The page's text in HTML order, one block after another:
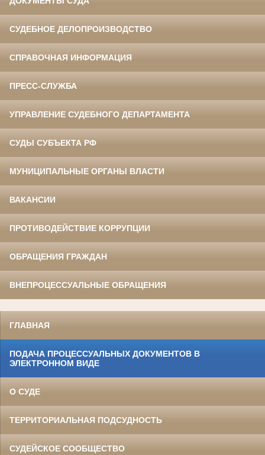
СУДЕБНОЕ ДЕЛОПРОИЗВОДСТВО
СПРАВОЧНАЯ ИНФОРМАЦИЯ
ПРЕСС-СЛУЖБА
УПРАВЛЕНИЕ СУДЕБНОГО ДЕПАРТАМЕНТА
СУДЫ СУБЪЕКТА РФ
МУНИЦИПАЛЬНЫЕ ОРГАНЫ ВЛАСТИ
ВАКАНСИИ
ПРОТИВОДЕЙСТВИЕ КОРРУПЦИИ
ОБРАЩЕНИЯ ГРАЖДАН
ВНЕПРОЦЕССУАЛЬНЫЕ ОБРАЩЕНИЯ
ГЛАВНАЯ
ПОДАЧА ПРОЦЕССУАЛЬНЫХ ДОКУМЕНТОВ В
ЭЛЕКТРОННОМ ВИДЕ
О СУДЕ
ТЕРРИТОРИАЛЬНАЯ ПОДСУДНОСТЬ
СУДЕЙСКОЕ СООБЩЕСТВО